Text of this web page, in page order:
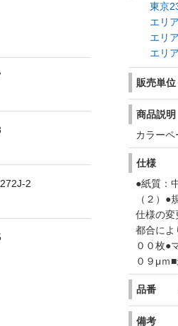
東京
エリ
エリ
エリ
販売単位
商品説明
カラーペ
仕様
●紙質：
（２）
仕様の
都合によ
００枚●
０９μｍ
品番
備考
2